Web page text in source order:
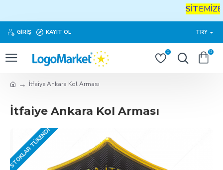
SİTEMİZE
GIRIŞ KAYIT OL TRY
0 0
İtfaiye Ankara Kol Arması
İtfaiye Ankara Kol Arması
STOKLAR TÜKENDI